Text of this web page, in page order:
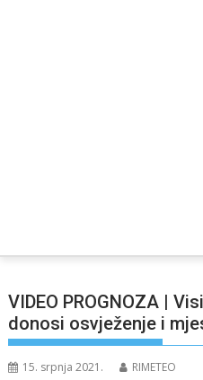
VIDEO PROGNOZA |
donosi osvježenje i
15. srpnja 2021. RIMETEO